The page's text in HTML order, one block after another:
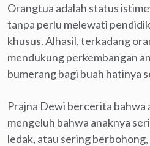
Orangtua adalah status
tanpa perlu melewati
khusus. Alhasil, terkadang
mendukung perkembangan
bumerang bagi buah hatinya
Prajna Dewi bercerita bahwa
mengeluh bahwa anaknya
ledak, atau sering